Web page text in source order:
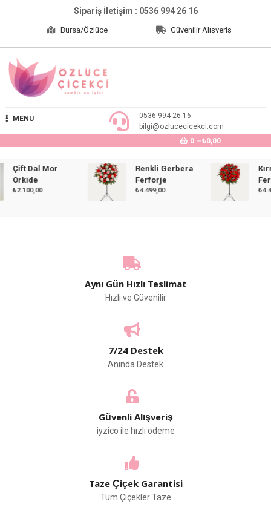
Sipariş İletişim : 0536 994 26 16
Bursa/Özlüce Güvenilir Alışveriş
Özlüce Çiçekçi
MENU
0536 994 26 16
bilgi@ozlucecicekci.com
0
₺0,00
Dal Mor
2.100,00
Renkli Gerbera
Ferforje
4.499,00
Aynı Gün Hızlı Teslimat
Hızlı ve Güvenilir
7/24 Destek
Anında Destek
Güvenli Alışveriş
iyzico ile hızlı ödeme
Taze Çiçek Garantisi
Tüm Çiçekler Taze